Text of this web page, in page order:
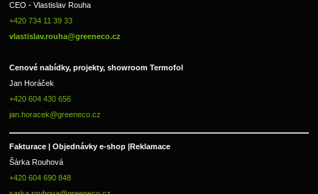
CEO - Vlastislav Rouha
+420 734 11 39 33
vlastislav.rouha@greeneco.cz
Cenové nabídky, projekty, showroom Termofol
Jan Horáček
+420 604 430 656
jan.horacek@greeneco.cz
Fakturace | Objednávky e-shop |Reklamace
Šárka Rouhová
+420 604 690 848